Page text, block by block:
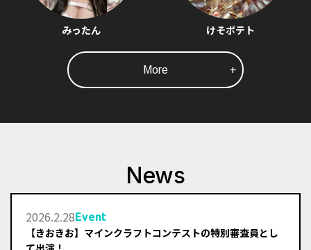
みったん けそポテト
+
More
News
2026.2.28Event
【きおきお】マインクラフトコンテストの特別審査員とし